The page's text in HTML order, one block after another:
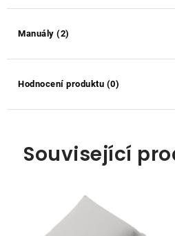
Manuály (2)
Hodnocení produktu (0)
Související